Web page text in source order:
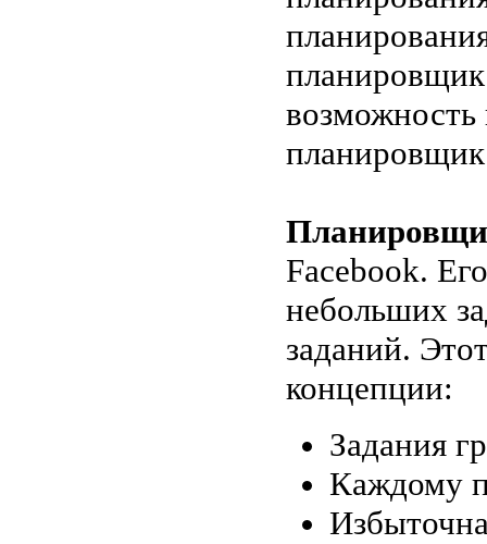
планировщик
возможность
Facebook.
небольших
заданий.
концепции:
Задания
Каждому